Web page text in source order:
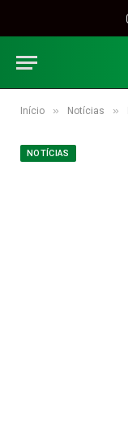
Início » Notícias »
NOTÍCIAS